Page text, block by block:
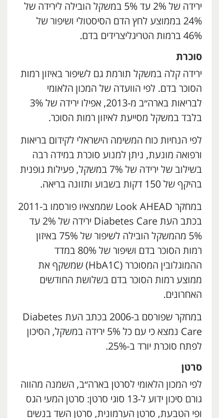
ירידה של 2% עד 5% במשקל הובילה לירידה של
24% בממוצע לחץ הדם הסיסטולי ושיפור של
46% ברמות הטריגליצרידים בדם.
סוכרת
ירידה קלה במשקל תורמת גם לשיפור באיזון רמות
הסוכר בדם. לפי הוועדה של המכון הלאומי
לבריאות בארה״ב מ-2013, אפילו ירידה של 3%
בלבד במשקל מסייעת לאיזון רמות הסוכר.
לפי הנחיות כוח המשימה הישראלי לקידום בריאות
ורפואה מונעת, ניתן למנוע סוכרת במידה רבה
בשילוב של ירידה של 7% במשקל, פעילות גופנית
בהיקף של 150 דקות בשבוע ותזונה בריאה.
במחקר Look AHEAD שממצאיו פורסמו ב-2011
בכתב העת Diabetes Care ירידה של 2% עד
5% מהמשקל הובילה לשיפור של 75% באיזון
רמות הסוכר בדם ושיפור של 80% במדד
ההמוגלובין המסוכרר (HbA1C) שמשקף את
ממוצע רמות הסוכר בדם בשלושת החודשים
האחרונים.
במחקר שפורסם ב-2006 בכתב העת Diabetes
Care נמצא כי עם כל 5% ירידה במשקל, הסיכון
לפתח סוכרת יורד ב-25%.
סרטן
לפי המכון הלאומי לסרטן בארה״ב, השמנה מהווה
גורם סיכון ידוע ל-13 סוגי סרטן: סרטן המעי הגס
ופי הטבעת, סרטן הערמונית, סרטן השד בנשים